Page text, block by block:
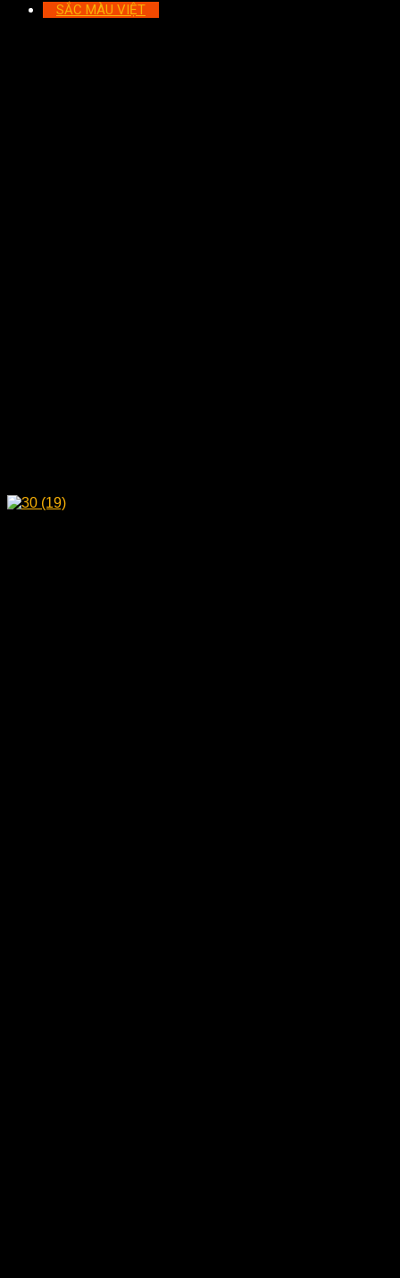
SẮC MÀU VIỆT